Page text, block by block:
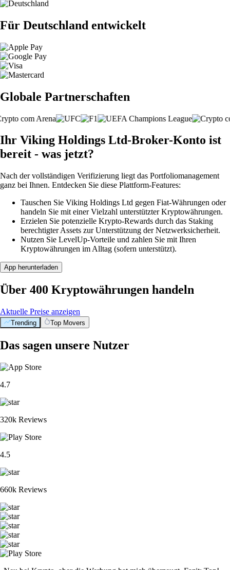
Für Deutschland entwickelt
Globale Partnerschaften
Ihr Viking Holdings Ltd-Broker-Konto ist
bereit - was jetzt?
Nach der vollständigen Verifizierung liegt das Portfoliomanagement
ganz bei Ihnen. Entdecken Sie diese Plattform-Features:
Tauschen Sie Viking Holdings Ltd gegen Fiat-Währungen oder
handeln Sie mit einer Vielzahl unterstützter Kryptowährungen.
Erzielen Sie potenzielle Krypto-Rewards durch das Staking
berechtigter Assets zur Unterstützung der Netzwerksicherheit.
Nutzen Sie LevelUp-Vorteile und zahlen Sie mit Ihren
Kryptowährungen im Alltag (sofern unterstützt).
App herunterladen
Über 400 Kryptowährungen handeln
Aktuelle Preise anzeigen
Trending Top Movers
Das sagen unsere Nutzer
4.7
320k Reviews
4.5
660k Reviews